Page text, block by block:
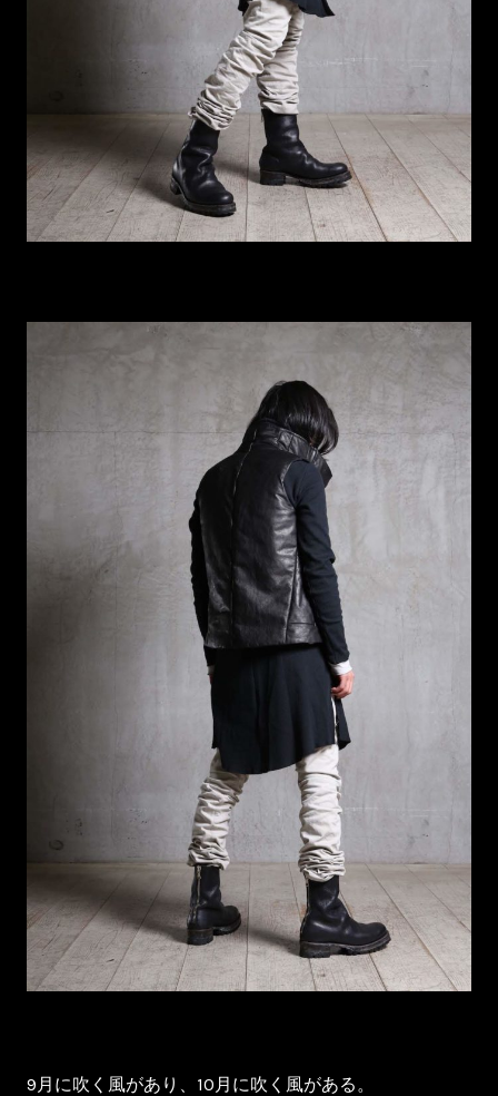
9月に吹く風があり、10月に吹く風がある。